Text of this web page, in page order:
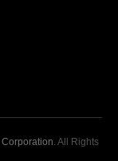
. All Rights